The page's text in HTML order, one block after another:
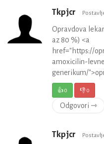
Tkpjcr
Opravdova
az 80 %) <a
href="https://
amoxicilin-
generikum/
👍0 👎0
Odgovori ⇾
Tkpjcr